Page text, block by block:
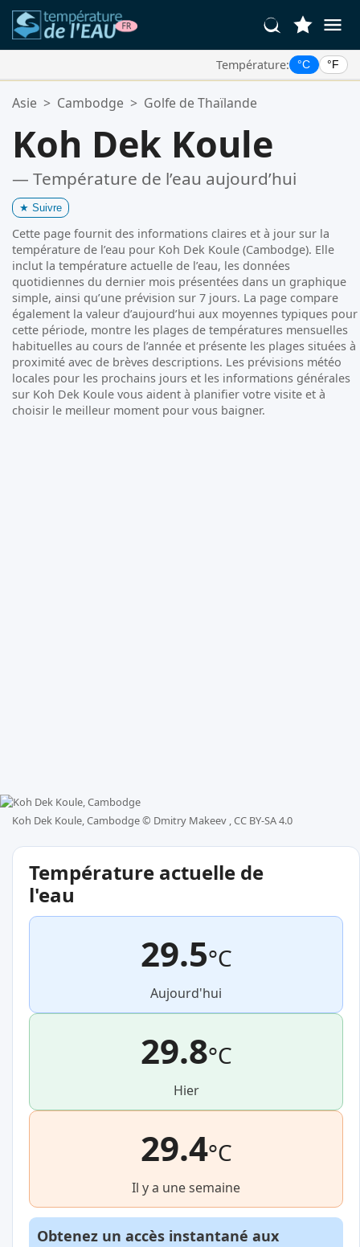
Température: °C °F
Vos Lieux Favoris:
Asie > Cambodge > Golfe de Thaïlande
Koh Dek Koule
— Température de l’eau aujourd’hui
★ Suivre
Cette page fournit des informations claires et à jour sur la
température de l’eau pour Koh Dek Koule (Cambodge). Elle
inclut la température actuelle de l’eau, les données
quotidiennes du dernier mois présentées dans un graphique
simple, ainsi qu’une prévision sur 7 jours. La page compare
également la valeur d’aujourd’hui aux moyennes typiques pour
cette période, montre les plages de températures mensuelles
habituelles au cours de l’année et présente les plages situées à
proximité avec de brèves descriptions. Les prévisions météo
locales pour les prochains jours et les informations générales
sur Koh Dek Koule vous aident à planifier votre visite et à
choisir le meilleur moment pour vous baigner.
Koh Dek Koule, Cambodge © Dmitry Makeev , CC BY-SA 4.0
Température actuelle de
l'eau
29.5°C
Aujourd'hui
29.8°C
Hier
29.4°C
Il y a une semaine
Obtenez un accès instantané aux